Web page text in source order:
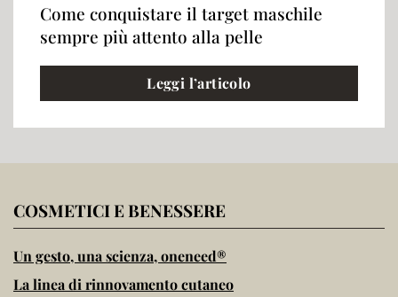
Come conquistare il target maschile
sempre più attento alla pelle
Leggi l’articolo
COSMETICI E BENESSERE
Un gesto, una scienza, oneneed®
La linea di rinnovamento cutaneo